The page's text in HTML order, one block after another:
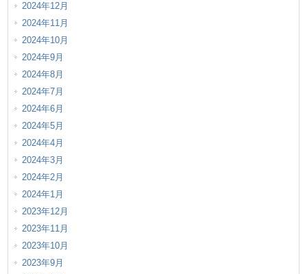
2024年12月
2024年11月
2024年10月
2024年9月
2024年8月
2024年7月
2024年6月
2024年5月
2024年4月
2024年3月
2024年2月
2024年1月
2023年12月
2023年11月
2023年10月
2023年9月